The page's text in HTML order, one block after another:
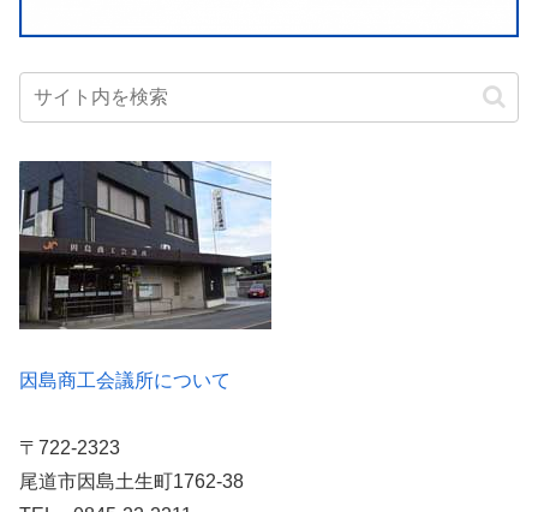
因島商工会議所について
〒722-2323
尾道市因島土生町1762-38